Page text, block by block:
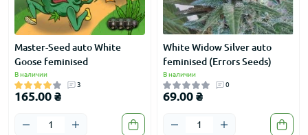
Master-Seed auto White
Goose feminised
В наличии
3
165.00 ₴
White Widow Silver auto
feminised (Errors Seeds)
В наличии
0
69.00 ₴